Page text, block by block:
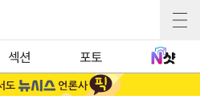
섹션 포토